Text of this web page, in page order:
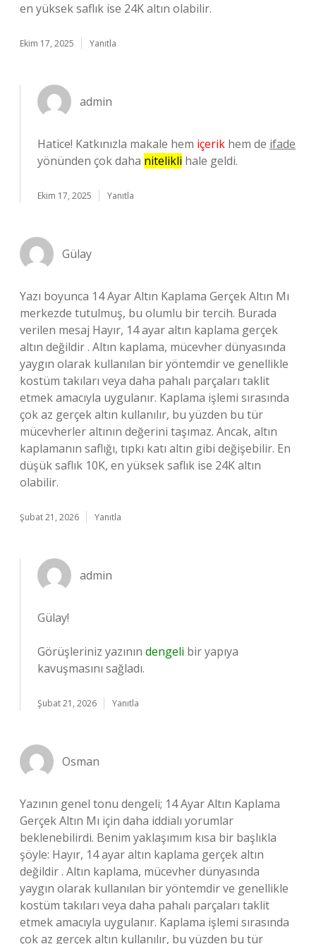
en yüksek saflık ise 24K altın olabilir.
Ekim 17, 2025 Yanıtla
admin
Hatice! Katkınızla makale hem içerik hem de ifade
yönünden çok daha nitelikli hale geldi.
Ekim 17, 2025 Yanıtla
Gülay
Yazı boyunca 14 Ayar Altın Kaplama Gerçek Altın Mı
merkezde tutulmuş, bu olumlu bir tercih. Burada
verilen mesaj Hayır, 14 ayar altın kaplama gerçek
altın değildir . Altın kaplama, mücevher dünyasında
yaygın olarak kullanılan bir yöntemdir ve genellikle
kostüm takıları veya daha pahalı parçaları taklit
etmek amacıyla uygulanır. Kaplama işlemi sırasında
çok az gerçek altın kullanılır, bu yüzden bu tür
mücevherler altının değerini taşımaz. Ancak, altın
kaplamanın saflığı, tıpkı katı altın gibi değişebilir. En
düşük saflık 10K, en yüksek saflık ise 24K altın
olabilir.
Şubat 21, 2026 Yanıtla
admin
Gülay!
Görüşleriniz yazının dengeli bir yapıya
kavuşmasını sağladı.
Şubat 21, 2026 Yanıtla
Osman
Yazının genel tonu dengeli; 14 Ayar Altın Kaplama
Gerçek Altın Mı için daha iddialı yorumlar
beklenebilirdi. Benim yaklaşımım kısa bir başlıkla
şöyle: Hayır, 14 ayar altın kaplama gerçek altın
değildir . Altın kaplama, mücevher dünyasında
yaygın olarak kullanılan bir yöntemdir ve genellikle
kostüm takıları veya daha pahalı parçaları taklit
etmek amacıyla uygulanır. Kaplama işlemi sırasında
çok az gerçek altın kullanılır, bu yüzden bu tür